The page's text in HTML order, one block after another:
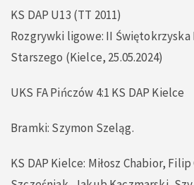
KS DAP U13 (TT 2011)
Rozgrywki ligowe: II Świętokrzyska
Starszego (Kielce, 25.05.2024)
UKS FA Pińczów 4:1 KS DAP Kielce
Bramki: Szymon Szeląg.
KS DAP Kielce: Miłosz Chabior,